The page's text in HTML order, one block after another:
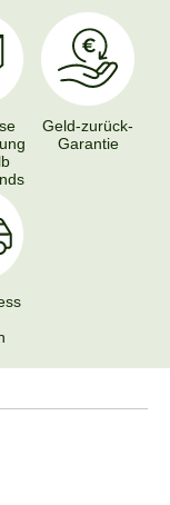
Geld-zurück-
Garantie